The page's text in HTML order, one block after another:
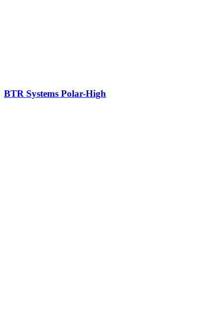
BTR Systems Polar-High